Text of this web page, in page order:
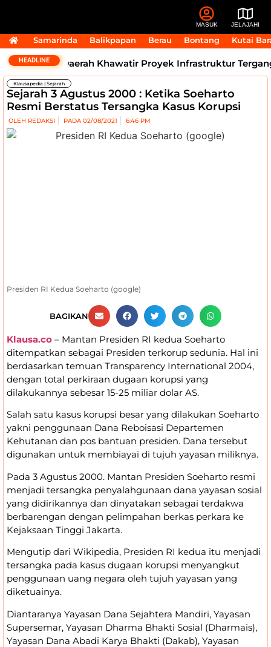
MASUK JELAJAHI
Samarinda Balikpapan Berau Bontang Kutai
HEADLINE
Daerah Khawatir Proyek Infrastruktur Terganggu
Klausapedia | Sejarah
Sejarah 3 Agustus 2000 : Ketika Soeharto
Resmi Berstatus Tersangka Kasus Korupsi
OLEH REDAKSI PADA02/08/2021 6:46 PM
Presiden RI Kedua Soeharto (google)
BAGIKAN
Klausa.co – Mantan Presiden RI kedua Soeharto
ditempatkan sebagai Presiden terkorup sedunia. Hal ini
berdasarkan temuan Transparency International 2004,
dengan total perkiraan dugaan korupsi yang
dilakukannya sebesar 15-25 miliar dolar AS.
Salah satu kasus korupsi besar yang dilakukan Soeharto
yakni penggunaan Dana Reboisasi Departemen
Kehutanan dan pos bantuan presiden. Dana tersebut
digunakan untuk membiayai di tujuh yayasan miliknya.
Pada 3 Agustus 2000. Mantan Presiden Soeharto resmi
menjadi tersangka penyalahgunaan dana yayasan sosial
yang didirikannya dan dinyatakan sebagai terdakwa
berbarengan dengan pelimpahan berkas perkara ke
Kejaksaan Tinggi Jakarta.
Mengutip dari Wikipedia, Presiden RI kedua itu menjadi
tersangka pada kasus dugaan korupsi menyangkut
penggunaan uang negara oleh tujuh yayasan yang
diketuainya.
Diantaranya Yayasan Dana Sejahtera Mandiri, Yayasan
Supersemar, Yayasan Dharma Bhakti Sosial (Dharmais),
Yayasan Dana Abadi Karya Bhakti (Dakab), Yayasan